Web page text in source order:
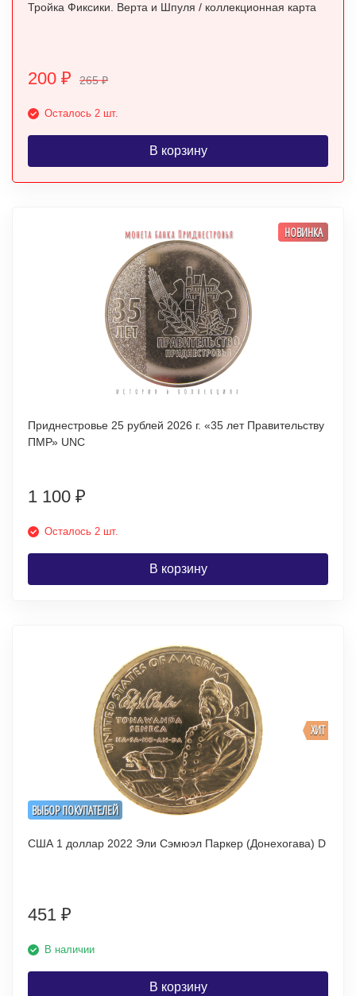
Тройка Фиксики. Верта и Шпуля / коллекционная карта
200 ₽ 265₽
Осталось 2 шт.
В корзину
НОВИНКА
Приднестровье 25 рублей 2026 г. «35 лет Правительству
ПМР» UNC
1 100 ₽
Осталось 2 шт.
В корзину
ВЫБОР ПОКУПАТЕЛЕЙ
ХИТ
США 1 доллар 2022 Эли Сэмюэл Паркер (Донехогава) D
451 ₽
В наличии
В корзину